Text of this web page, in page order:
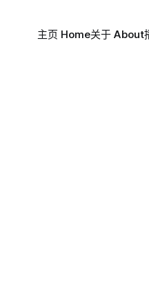
主页 Home关于 About